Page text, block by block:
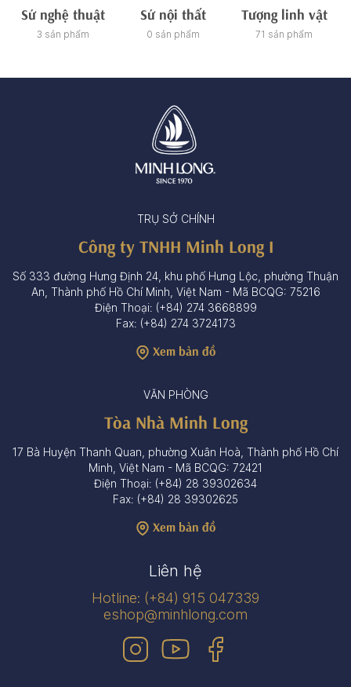
Sứ nghệ thuật
3 sản phẩm
Sứ nội thất
0 sản phẩm
Tượng linh vật
71 sản phẩm
TRỤ SỞ CHÍNH
Công ty TNHH Minh Long I
Số 333 đường Hưng Định 24, khu phố Hưng Lộc, phường Thuận
An, Thành phố Hồ Chí Minh, Việt Nam - Mã BCQG: 75216
Điện Thoại: (+84) 274 3668899
Fax: (+84) 274 3724173
Xem bản đồ
VĂN PHÒNG
Tòa Nhà Minh Long
17 Bà Huyện Thanh Quan, phường Xuân Hoà, Thành phố Hồ Chí
Minh, Việt Nam - Mã BCQG: 72421
Điện Thoại: (+84) 28 39302634
Fax: (+84) 28 39302625
Xem bản đồ
Liên hệ
Hotline: (+84) 915 047339
eshop@minhlong.com